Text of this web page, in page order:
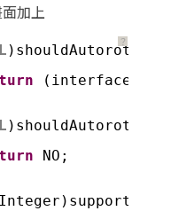
加上
？
)shouldAutorotate
NO;